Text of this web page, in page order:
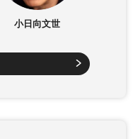
小日向文世